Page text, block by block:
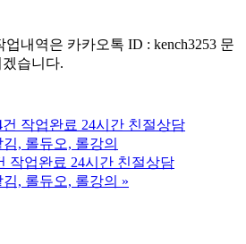
내역은 카카오톡 ID : kench3253 문
습니다.
건 작업완료 24시간 친절상담
, 롤듀오, 롤강의
작업완료 24시간 친절상담
, 롤듀오, 롤강의 »